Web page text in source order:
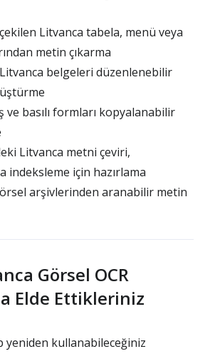
Litvanca tabela, menü veya
metin çıkarma
belgeleri düzenlenebilir
ve basılı formları kopyalanabilir
Litvanca metni çeviri,
indeksleme için hazırlama
arşivlerinden aranabilir metin
Görsel OCR
Elde Ettikleriniz
yeniden kullanabileceğiniz